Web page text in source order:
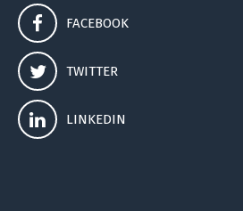
FACEBOOK
TWITTER
LINKEDIN